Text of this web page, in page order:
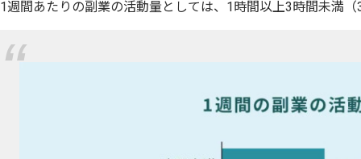
1週間あたりの副業の活動量としては、1時間以上3時間未満